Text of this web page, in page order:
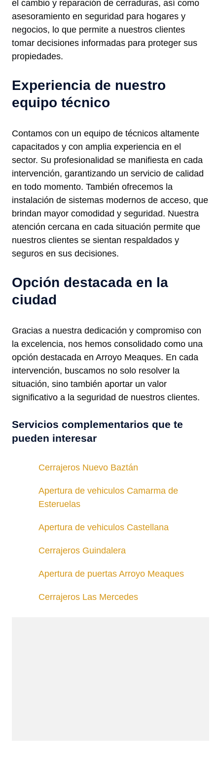
el cambio y reparación de cerraduras, así como
asesoramiento en seguridad para hogares y
negocios, lo que permite a nuestros clientes
tomar decisiones informadas para proteger sus
propiedades.
Experiencia de nuestro
equipo técnico
Contamos con un equipo de técnicos altamente
capacitados y con amplia experiencia en el
sector. Su profesionalidad se manifiesta en cada
intervención, garantizando un servicio de calidad
en todo momento. También ofrecemos la
instalación de sistemas modernos de acceso, que
brindan mayor comodidad y seguridad. Nuestra
atención cercana en cada situación permite que
nuestros clientes se sientan respaldados y
seguros en sus decisiones.
Opción destacada en la
ciudad
Gracias a nuestra dedicación y compromiso con
la excelencia, nos hemos consolidado como una
opción destacada en Arroyo Meaques. En cada
intervención, buscamos no solo resolver la
situación, sino también aportar un valor
significativo a la seguridad de nuestros clientes.
Servicios complementarios que te
pueden interesar
Cerrajeros Nuevo Baztán
Apertura de vehiculos Camarma de
Esteruelas
Apertura de vehiculos Castellana
Cerrajeros Guindalera
Apertura de puertas Arroyo Meaques
Cerrajeros Las Mercedes